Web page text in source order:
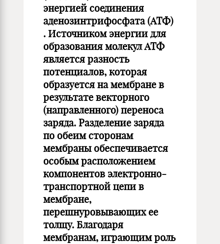
энергией соединения
аденозинтрифосфата (АТФ)
. Источником энергии для
образования молекул АТФ
является разность
потенциалов, которая
образуется на мембране в
результате векторного
(направленного) переноса
заряда. Разделение заряда
по обеим сторонам
мембраны обеспечивается
особым расположением
компонентов электронно-
транспортной цепи в
мембране,
перешнуровывающих ее
толщу. Благодаря
мембранам, играющим роль